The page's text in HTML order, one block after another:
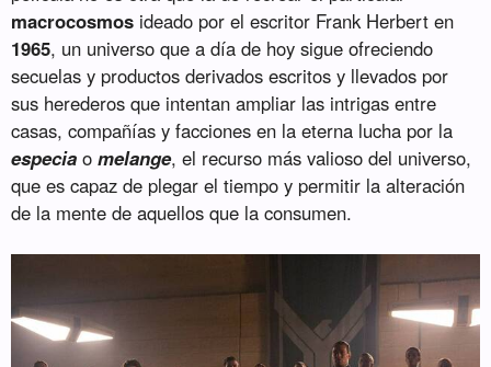
macrocosmos ideado por el escritor Frank Herbert en
1965, un universo que a día de hoy sigue ofreciendo
secuelas y productos derivados escritos y llevados por
sus herederos que intentan ampliar las intrigas entre
casas, compañías y facciones en la eterna lucha por la
especia omelange, el recurso más valioso del universo,
que es capaz de plegar el tiempo y permitir la alteración
de la mente de aquellos que la consumen.